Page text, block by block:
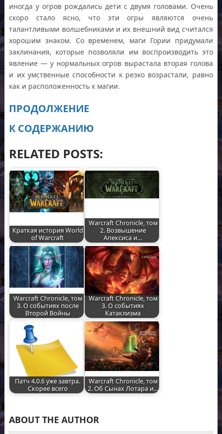
иногда у огров рождались дети с двумя головами. Очень
скоро стало ясно, что эти огры являются очень
талантливыми волшебниками и их внешний вид считался
хорошим знаком. Со временем, маги Гории придумали
заклинания, которые позволяли им воспроизводить это
явление — у нормальных огров вырастала вторая голова
и их умственные способности к резко возрастали, равно
как и расположенность к магии.
ПРОДОЛЖЕНИЕ
К СОДЕРЖАНИЮ
RELATED POSTS:
Краткая история World
of Warcraft
Warcraft Chronicle, том
2. Возвышение
Апексиса и…
Warcraft Chronicle, том
3. О событиях после
Второй Войны
Warcraft Chronicle, том
3. О событиях
Катаклизма
Патч 4.0.6 уже завтра.
Скорее всего
Warcraft Chronicle, том
2. Об Сынах Лотара и…
ABOUT THE AUTHOR